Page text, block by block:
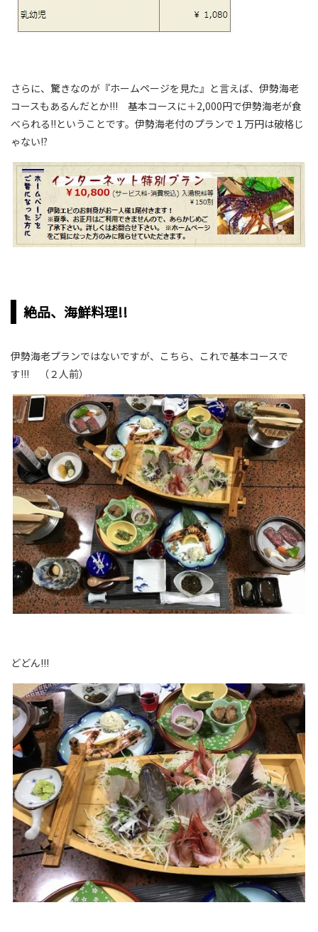
さらに、驚きなのが『ホームページを見た』と言えば、伊勢海老
コースもあるんだとか!!! 基本コースに＋2,000円で伊勢海老が食
べられる!!ということです。伊勢海老付のプランで１万円は破格じ
ゃない!?
絶品、海鮮料理!!
伊勢海老プランではないですが、こちら、これで基本コースで
す!!! （２人前）
どどん!!!